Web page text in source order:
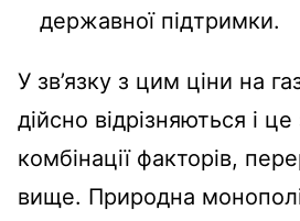
державної підтримки.
У зв’язку з цим ціни на
дійсно відрізняються і
комбінації факторів,
вище. Природна